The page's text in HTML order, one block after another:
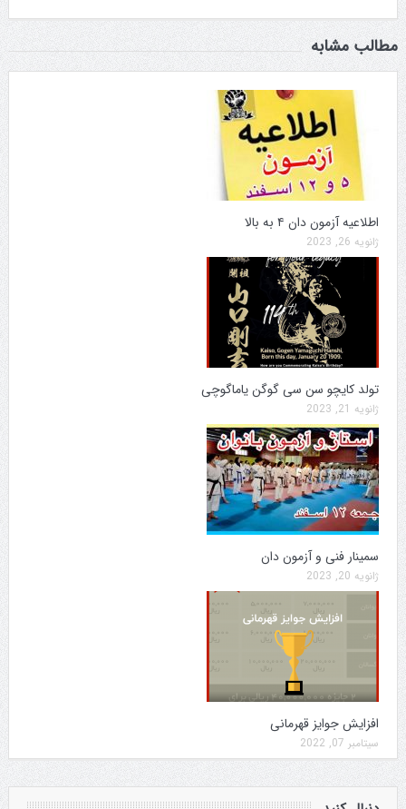
مطالب مشابه
اطلاعیه آزمون دان ۴ به بالا
ژانویه 26, 2023
تولد کایچو سن سی گوگن یاماگوچی
ژانویه 21, 2023
سمینار فنی و آزمون دان
ژانویه 20, 2023
افزایش جوایز قهرمانی
سپتامبر 07, 2022